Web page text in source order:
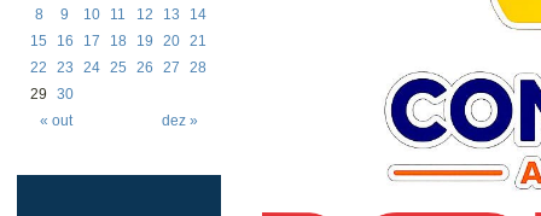
« out dez »
8
9 10 11 12 13
14
15
16 17 18 19 20 21
22
23 24 25 26 27
28
29
30